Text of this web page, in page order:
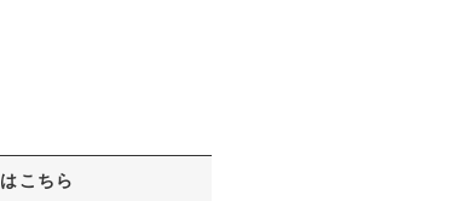
こちら